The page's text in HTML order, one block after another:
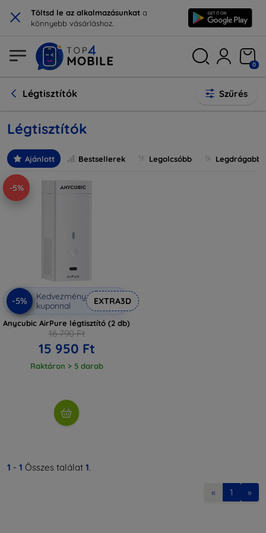
× Töltsd le az alkalmazásunkat a
könnyebb vásárláshoz.
0
Légtisztítók Szűrés
Légtisztítók
Ajánlott Bestsellerek Legolcsóbb Legdrágabb
-5%
-5%
Kedvezmény
kuponnal
EXTRA3D
Anycubic AirPure légtisztító (2 db)
16 790 Ft
15 950 Ft
Raktáron > 5 darab
1 - 1 Összes találat 1.
« 1 »